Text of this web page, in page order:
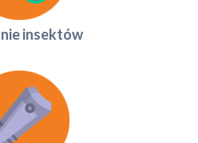
insektów